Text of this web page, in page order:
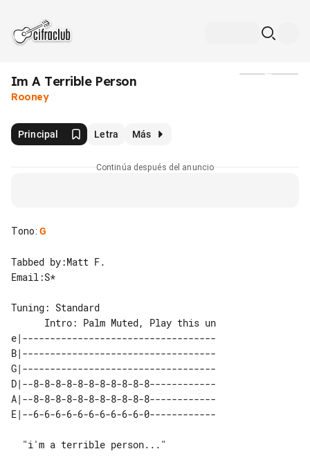
Im A Terrible Person
Rooney
Principal Letra Más
Continúa después del anuncio
Tono: G
Tabbed by:Matt F.
Email:S*
e|-----------------------------------
B|-----------------------------------
G|-----------------------------------
D|--8-8-8-8-8-8-8-8-8-8-8------------
A|--8-8-8-8-8-8-8-8-8-8-8------------